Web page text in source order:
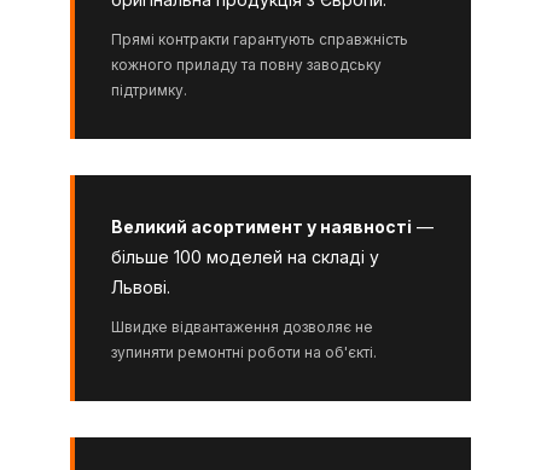
Прямі контракти гарантують справжність
кожного приладу та повну заводську
підтримку.
Великий асортимент у наявності —
більше 100 моделей на складі у
Львові.
Швидке відвантаження дозволяє не
зупиняти ремонтні роботи на об'єкті.